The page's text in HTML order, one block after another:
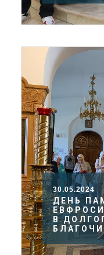
30.05.2024
ДЕНЬ
В